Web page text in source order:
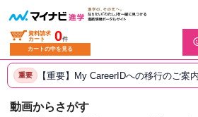
資料請求
カート
0件
カートの中を見る
重要 【重要】My CareerIDへの移行のご案内
動画からさがす